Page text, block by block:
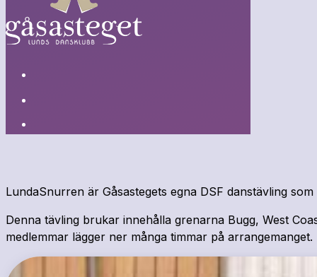
LundaSnurren är Gåsastegets egna DSF danstävling
Denna tävling brukar innehålla grenarna Bugg, West
medlemmar lägger ner många timmar på